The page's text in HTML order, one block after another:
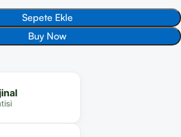
Sepete Ekle
Buy Now